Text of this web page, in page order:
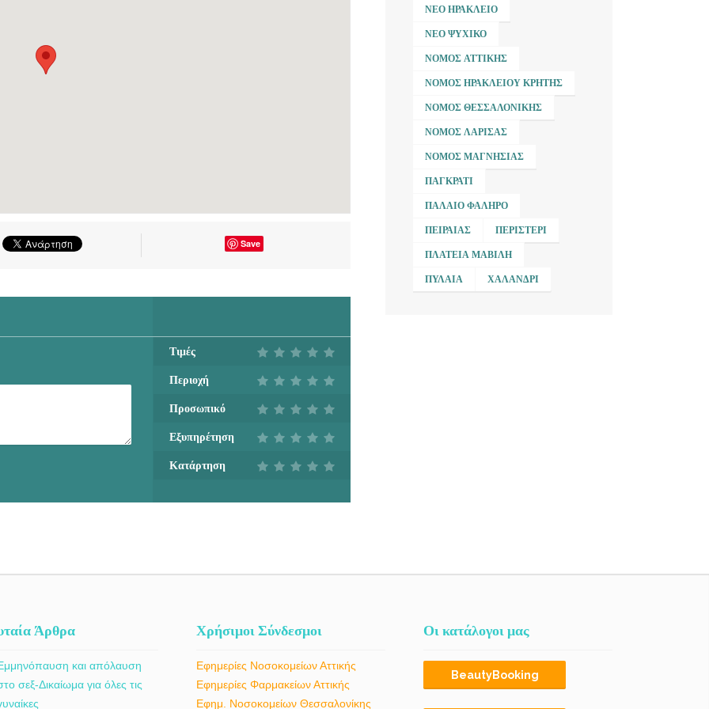
Save
Τιμές
Περιοχή
Προσωπικό
Εξυπηρέτηση
Κατάρτηση
ΝΈΟ ΗΡΆΚΛΕΙΟ
ΝΈΟ ΨΥΧΙΚΌ
ΝΟΜΌΣ ΑΤΤΙΚΉΣ
ΝΟΜΌΣ ΗΡΑΚΛΕΊΟΥ ΚΡΉΤΗΣ
ΝΟΜΌΣ ΘΕΣΣΑΛΟΝΊΚΗΣ
ΝΟΜΌΣ ΛΆΡΙΣΑΣ
ΝΟΜΌΣ ΜΑΓΝΗΣΊΑΣ
ΠΑΓΚΡΆΤΙ
ΠΑΛΑΙΌ ΦΆΛΗΡΟ
ΠΕΙΡΑΙΆΣ ΠΕΡΙΣΤΈΡΙ
ΠΛΑΤΕΊΑ ΜΑΒΊΛΗ
ΠΥΛΑΊΑ ΧΑΛΆΝΔΡΙ
Άρθρα
και απόλαυση
σεξ-Δικαίωμα για όλες τις
Χρήσιμοι Σύνδεσμοι
Εφημερίες Νοσοκομείων Αττικής
Εφημερίες Φαρμακείων Αττικής
Εφημ. Νοσοκομείων Θεσσαλονίκης
Οι κατάλογοι μας
BeautyBooking